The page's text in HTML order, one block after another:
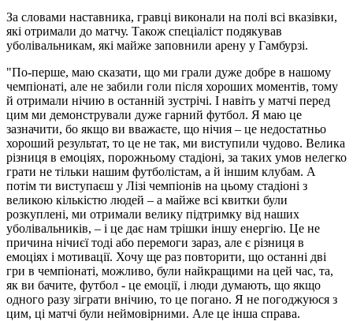
За словами наставника, гравці виконали на полі всі вказівки,
які отримали до матчу. Також спеціаліст подякував
уболівальникам, які майже заповнили арену у Гамбурзі.
"По-перше, маю сказати, що ми грали дуже добре в нашому
чемпіонаті, але не забили голи після хороших моментів, тому
й отримали нічию в останній зустрічі. І навіть у матчі перед
цим ми демонстрували дуже гарний футбол. Я маю це
зазначити, бо якщо ви вважаєте, що нічия – це недостатньо
хороший результат, то це не так, ми виступили чудово. Велика
різниця в емоціях, порожньому стадіоні, за таких умов нелегко
грати не тільки нашим футболістам, а й іншим клубам. А
потім ти виступаєш у Лізі чемпіонів на цьому стадіоні з
великою кількістю людей – а майже всі квитки були
розкуплені, ми отримали велику підтримку від наших
уболівальників, – і це дає нам трішки іншу енергію. Це не
причина нічиєї тоді або перемоги зараз, але є різниця в
емоціях і мотивації. Хочу ще раз повторити, що останні дві
гри в чемпіонаті, можливо, були найкращими на цей час, та,
як ви бачите, футбол - це емоції, і люди думають, що якщо
одного разу зіграти внічию, то це погано. Я не погоджуюся з
цим, ці матчі були неймовірними. Але це інша справа.